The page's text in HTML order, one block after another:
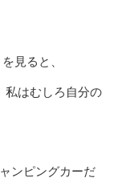
見ると、
私はむしろ自分の
ンピングカーだ